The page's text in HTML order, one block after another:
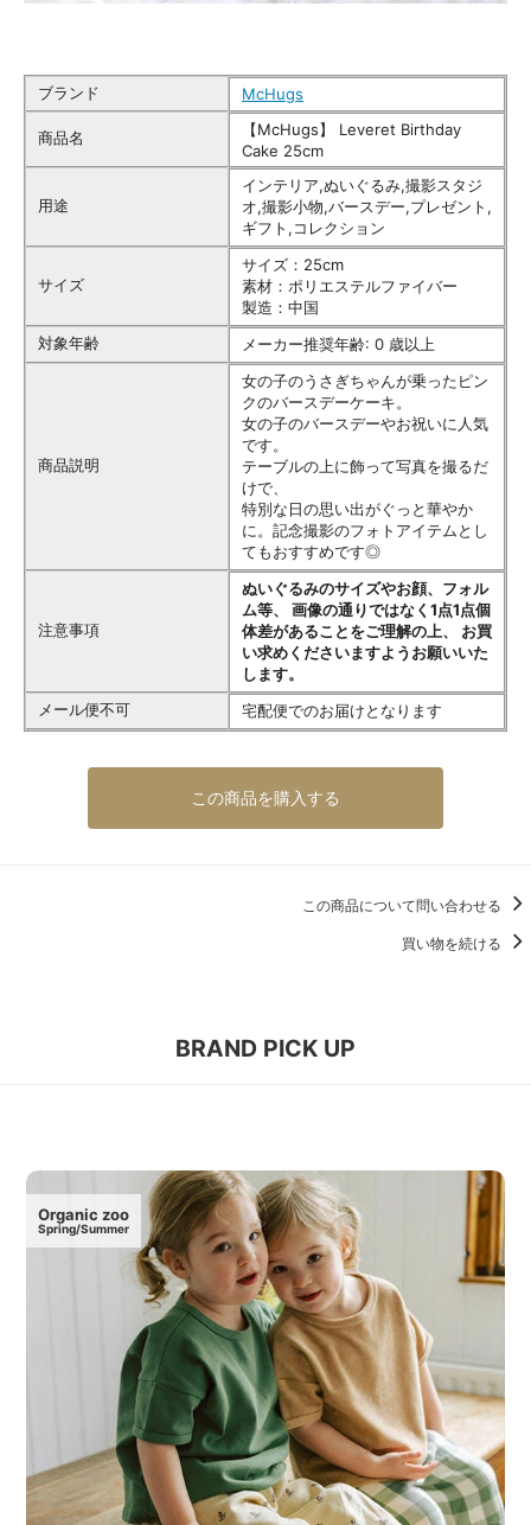
ブランド McHugs
商品名
【McHugs】 Leveret Birthday
Cake 25cm
用途
インテリア,ぬいぐるみ,撮影スタジ
オ,撮影小物,バースデー,プレゼント,
ギフト,コレクション
サイズ
サイズ：25cm
素材：ポリエステルファイバー
製造：中国
対象年齢
メーカー推奨年齢: 0 歳以上
商品説明
女の子のうさぎちゃんが乗ったピン
クのバースデーケーキ。
女の子のバースデーやお祝いに人気
です。
テーブルの上に飾って写真を撮るだ
けで、
特別な日の思い出がぐっと華やか
に。記念撮影のフォトアイテムとし
てもおすすめです◎
注意事項
ぬいぐるみのサイズやお顔、フォル
ム等、 画像の通りではなく1点1点個
体差があることをご理解の上、 お買
い求めくださいますようお願いいた
します。
メール便不可
宅配便でのお届けとなります
この商品を購入する
この商品について問い合わせる
買い物を続ける
BRAND PICK UP
Organic zoo
Spring/Summer